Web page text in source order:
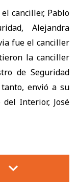
canciller, Pablo
Alejandra
fue el canciller
la canciller
de Seguridad
tanto, envió a su
Interior, José